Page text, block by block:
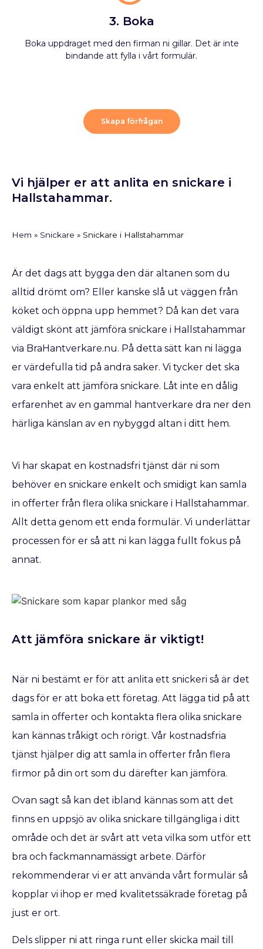
3. Boka
Boka uppdraget med den firman ni gillar. Det är inte
bindande att fylla i vårt formulär.
Skapa förfrågan
Vi hjälper er att anlita en snickare i
Hallstahammar.
Hem » Snickare » Snickare i Hallstahammar
Är det dags att bygga den där altanen som du
alltid drömt om? Eller kanske slå ut väggen från
köket och öppna upp hemmet? Då kan det vara
väldigt skönt att jämföra snickare i Hallstahammar
via BraHantverkare.nu. På detta sätt kan ni lägga
er värdefulla tid på andra saker. Vi tycker det ska
vara enkelt att jämföra snickare. Låt inte en dålig
erfarenhet av en gammal hantverkare dra ner den
härliga känslan av en nybyggd altan i ditt hem.
Vi har skapat en kostnadsfri tjänst där ni som
behöver en snickare enkelt och smidigt kan samla
in offerter från flera olika snickare i Hallstahammar.
Allt detta genom ett enda formulär. Vi underlättar
processen för er så att ni kan lägga fullt fokus på
annat.
Att jämföra snickare är viktigt!
När ni bestämt er för att anlita ett snickeri så är det
dags för er att boka ett företag. Att lägga tid på att
samla in offerter och kontakta flera olika snickare
kan kännas tråkigt och rörigt. Vår kostnadsfria
tjänst hjälper dig att samla in offerter från flera
firmor på din ort som du därefter kan jämföra.
Ovan sagt så kan det ibland kännas som att det
finns en uppsjö av olika snickare tillgängliga i ditt
område och det är svårt att veta vilka som utför ett
bra och fackmannamässigt arbete. Därför
rekommenderar vi er att använda vårt formulär så
kopplar vi ihop er med kvalitetssäkrade företag på
just er ort.
Dels slipper ni att ringa runt eller skicka mail till